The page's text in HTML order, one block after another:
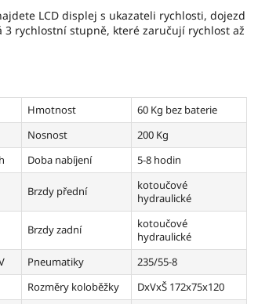
LCD displej s ukazateli rychlosti, dojezd
3 rychlostní stupně, které zaručují rychlost až
Hmotnost
60 Kg bez baterie
Nosnost
200 Kg
Doba nabíjení 5-8 hodin
Brzdy přední
kotoučové
hydraulické
Brzdy zadní
kotoučové
hydraulické
Pneumatiky
235/55-8
Rozměry koloběžky
DxVxŠ 172x75x120